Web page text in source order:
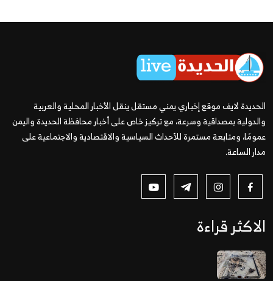
الحديدة لايف موقع إخباري يمني مستقل ينقل الأخبار المحلية والعربية
والدولية بمصداقية وسرعة، مع تركيز خاص على أخبار محافظة الحديدة واليمن
عمومًا، ومتابعة مستمرة للأحداث السياسية والاقتصادية والاجتماعية على
مدار الساعة.
الاكثر قراءة